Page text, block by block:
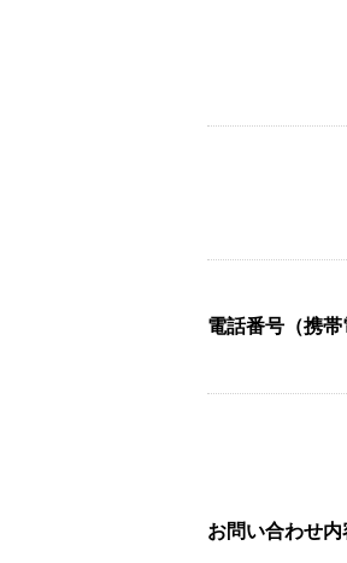
電話番号（携帯
お問い合わせ内